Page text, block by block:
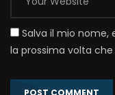
Salva il mio nome,
la prossima volta